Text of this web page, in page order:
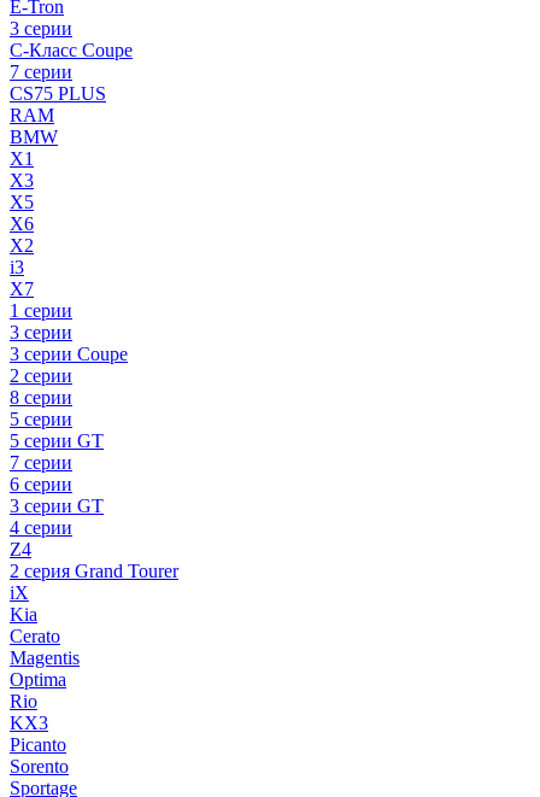
E-Tron
3 серии
C-Класс Coupe
7 серии
CS75 PLUS
RAM
BMW
X1
X3
X5
X6
X2
i3
X7
1 серии
3 серии
3 серии Coupe
2 серии
8 серии
5 серии
5 серии GT
7 серии
6 серии
3 серии GT
4 серии
Z4
2 серия Grand Tourer
iX
Kia
Cerato
Magentis
Optima
Rio
KX3
Picanto
Sorento
Sportage